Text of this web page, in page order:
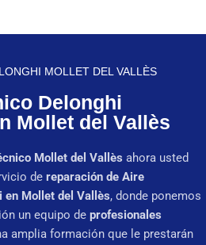
MOLLET DEL VALLÈS
Delonghi
Mollet del Vallès
Mollet del Vallès ahora usted
de reparación de Aire
en Mollet del Vallès, donde ponemos
un equipo de profesionales
amplia formación que le prestarán